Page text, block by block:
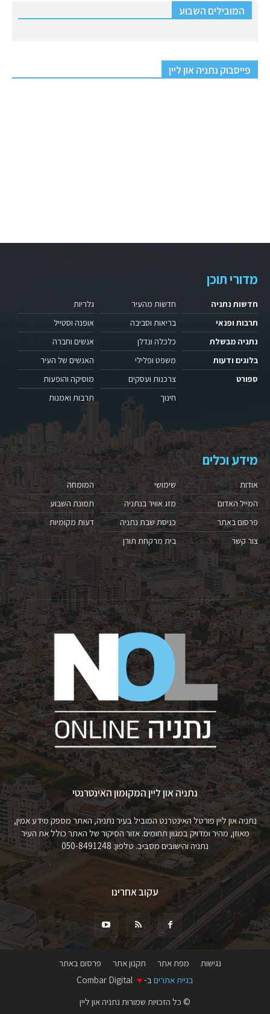
המובילים השבוע
פייסבוק נתניה און ליין
מדורי תוכן
חדשות נתניה
תרבות ופנאי
נתניה מבשלת
בלוגים ודעות
ספורט
חדשות מהעיר
בריאות וסביבה
כלכלה ונדלן
משפט ופלילי
צרכנות ועסקים
חינוך
גלריות
אופנה וסטייל
אנשים וחברה
האנשים של העיר
מוסיקה והופעות
תרבות ואמנות
מידע וכלים
אודות
המייל האדום
פרסום באתר
צור קשר
שימושי
מזג אוויר בנתניה
כניסת שבת נתניה
בית מרקחת תורן
המומחה
תמונת השבוע
דעות מקומיות
נתניה און ליין המקומון האינטרנטי
נתניה און ליין פורטל האינטרנט המוביל בעיר נתניה, האתר מספק מידע אמין,
מאוזן, מהיר ומדויק במגוון תחומים. אזור הסיקור של האתר כולל את העיר
נתניה והישובים מסביב. טלפון: 050-8491248
עקוב אחרינו
נגישות מפת אתר תקנון אתר
פרסום באתר
בניית אתרים ב- ♥
© כל הזכויות שמורות נתניה און ליין